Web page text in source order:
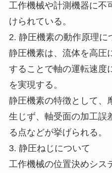
工作機械や計測機器に不
けられている。
2. 静圧機素の動作原理に
静圧機素は、流体を高圧
することで軸の運転速度
を実現する。
静圧機素の特徴として、
生じず、軸受面の加工誤
る点などが挙げられる。
3. 静圧ねじについて
工作機械の位置決めシス